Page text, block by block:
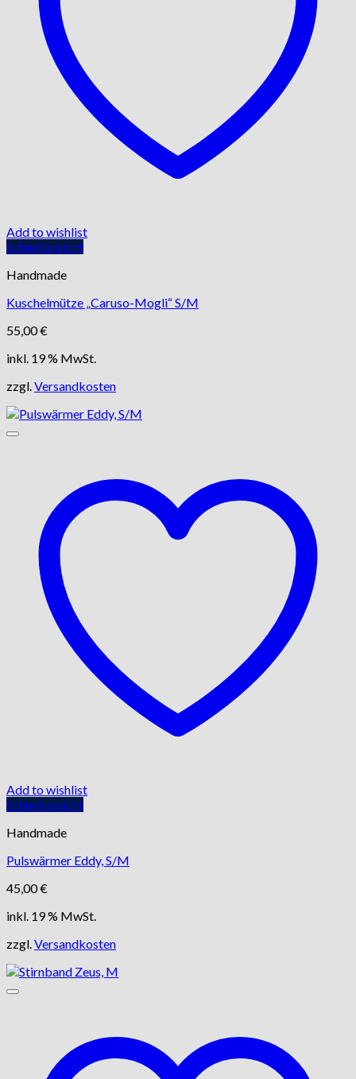
Add to wishlist
Schnellansicht
Handmade
Kuschelmütze „Caruso-Mogli“ S/M
55,00€
inkl. 19 % MwSt.
zzgl.Versandkosten
Add to wishlist
Schnellansicht
Handmade
Pulswärmer Eddy, S/M
45,00€
inkl. 19 % MwSt.
zzgl.Versandkosten